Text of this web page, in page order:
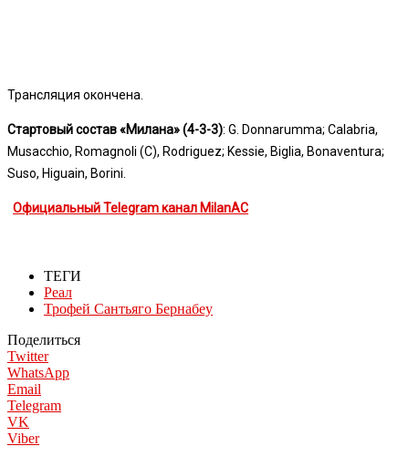
Трансляция окончена.
Стартовый состав «Милана» (4-3-3): G. Donnarumma; Calabria,
Musacchio, Romagnoli (C), Rodriguez; Kessie, Biglia, Bonaventura;
Suso, Higuain, Borini.
Официальный Telegram канал MilanAC
ТЕГИ
Реал
Трофей Сантьяго Бернабеу
Поделиться
Twitter
WhatsApp
Email
Telegram
VK
Viber